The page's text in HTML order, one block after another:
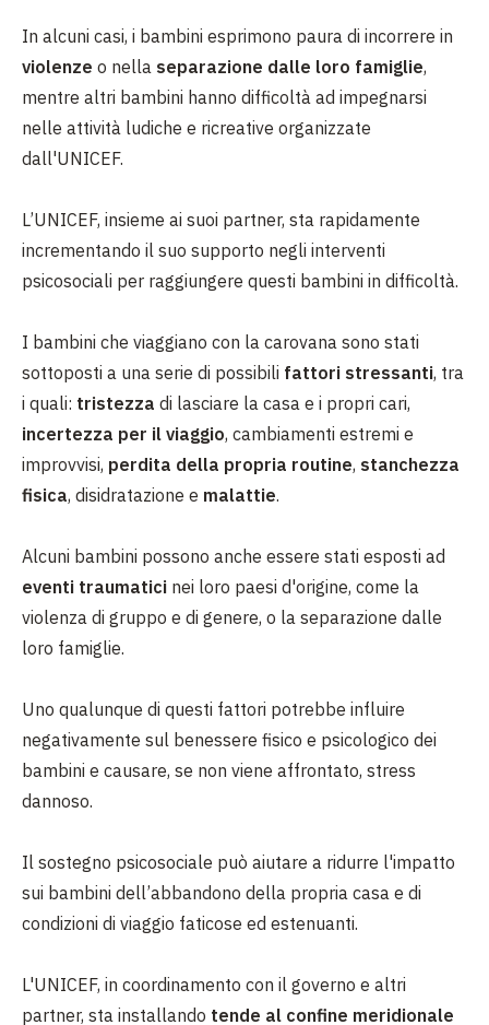
In alcuni casi, i bambini esprimono paura di incorrere in
violenze o nella separazione dalle loro famiglie,
mentre altri bambini hanno difficoltà ad impegnarsi
nelle attività ludiche e ricreative organizzate
dall'UNICEF.
L’UNICEF, insieme ai suoi partner, sta rapidamente
incrementando il suo supporto negli interventi
psicosociali per raggiungere questi bambini in difficoltà.
I bambini che viaggiano con la carovana sono stati
sottoposti a una serie di possibili fattori stressanti, tra
i quali: tristezza di lasciare la casa e i propri cari,
incertezza per il viaggio, cambiamenti estremi e
improvvisi, perdita della propria routine, stanchezza
fisica, disidratazione e malattie.
Alcuni bambini possono anche essere stati esposti ad
eventi traumatici nei loro paesi d'origine, come la
violenza di gruppo e di genere, o la separazione dalle
loro famiglie.
Uno qualunque di questi fattori potrebbe influire
negativamente sul benessere fisico e psicologico dei
bambini e causare, se non viene affrontato, stress
dannoso.
Il sostegno psicosociale può aiutare a ridurre l'impatto
sui bambini dell’abbandono della propria casa e di
condizioni di viaggio faticose ed estenuanti.
L'UNICEF, in coordinamento con il governo e altri
partner, sta installando tende al confine meridionale